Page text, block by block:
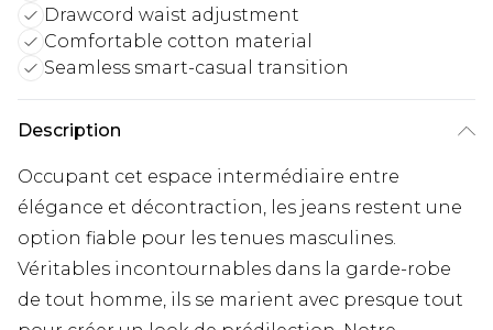
Drawcord waist adjustment
Comfortable cotton material
Seamless smart-casual transition
Description
Occupant cet espace intermédiaire entre
élégance et décontraction, les jeans restent une
option fiable pour les tenues masculines.
Véritables incontournables dans la garde-robe
de tout homme, ils se marient avec presque tout